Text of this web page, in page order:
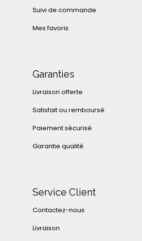
Suivi de commande
Mes favoris
Garanties
Livraison offerte
Satisfait ou remboursé
Paiement sécurisé
Garantie qualité
Service Client
Contactez-nous
Livraison